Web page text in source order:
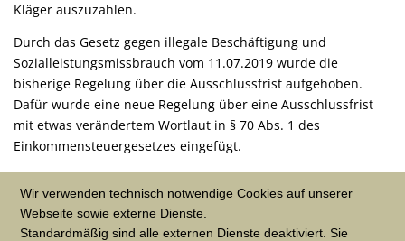
Kläger auszuzahlen.
Durch das Gesetz gegen illegale Beschäftigung und
Sozialleistungsmissbrauch vom 11.07.2019 wurde die
bisherige Regelung über die Ausschlussfrist aufgehoben.
Dafür wurde eine neue Regelung über eine Ausschlussfrist
mit etwas verändertem Wortlaut in § 70 Abs. 1 des
Einkommensteuergesetzes eingefügt.
Wir verwenden technisch notwendige Cookies auf unserer
Webseite sowie externe Dienste.
Standardmäßig sind alle externen Dienste deaktiviert. Sie